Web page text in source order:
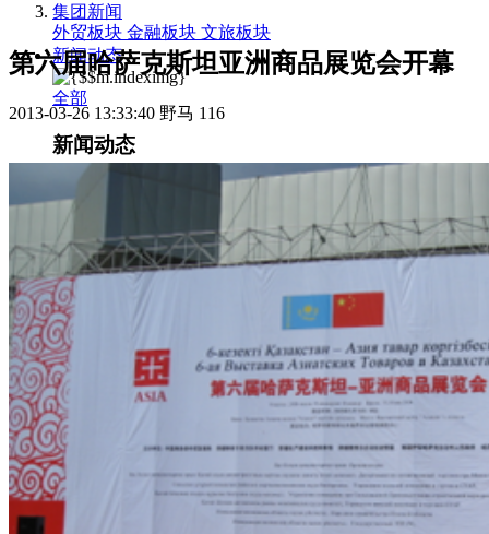
外贸板块 金融板块 文旅板块
新闻动态
全部
新闻动态
人才招聘
人才招聘
人才理念
人才招聘
社会招聘
校园招聘
视觉文化
全部
视觉文化
集团新闻
第六届哈萨克斯坦亚洲商品展览会开幕
2013-03-26 13:33:40 野马 116